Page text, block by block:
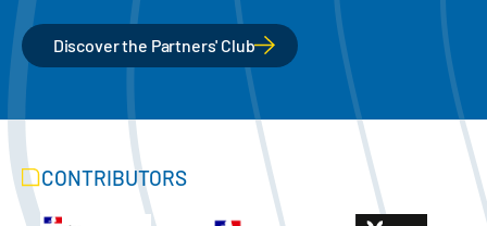
Discover the Partners' Club
CONTRIBUTORS